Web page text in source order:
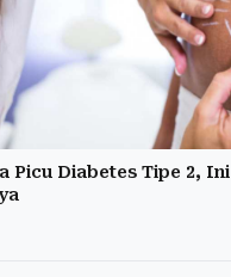
Picu Diabetes Tipe 2, Ini